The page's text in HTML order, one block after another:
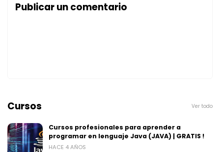
Publicar un comentario
Cursos Ver todo
Cursos profesionales para aprender a
programar en lenguaje Java (JAVA) | GRATIS !
HACE 4 AÑOS